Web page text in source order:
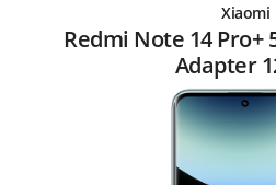
Xiaomi
Redmi Note 14 Pro+
Adapter